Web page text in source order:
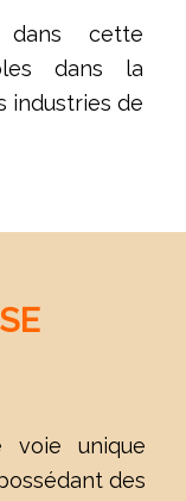
dans cette
dans la
industries de
voie unique
des